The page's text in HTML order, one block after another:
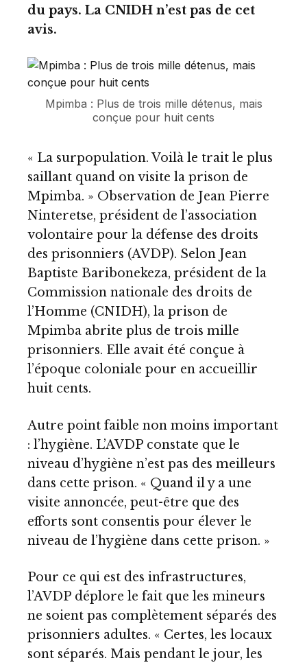
du pays. La CNIDH n’est pas de cet
avis.
Mpimba : Plus de trois mille détenus, mais
conçue pour huit cents
« La surpopulation. Voilà le trait le plus
saillant quand on visite la prison de
Mpimba. » Observation de Jean Pierre
Ninteretse, président de l’association
volontaire pour la défense des droits
des prisonniers (AVDP). Selon Jean
Baptiste Baribonekeza, président de la
Commission nationale des droits de
l’Homme (CNIDH), la prison de
Mpimba abrite plus de trois mille
prisonniers. Elle avait été conçue à
l’époque coloniale pour en accueillir
huit cents.
Autre point faible non moins important
: l’hygiène. L’AVDP constate que le
niveau d’hygiène n’est pas des meilleurs
dans cette prison. « Quand il y a une
visite annoncée, peut-être que des
efforts sont consentis pour élever le
niveau de l’hygiène dans cette prison. »
Pour ce qui est des infrastructures,
l’AVDP déplore le fait que les mineurs
ne soient pas complètement séparés des
prisonniers adultes. « Certes, les locaux
sont séparés. Mais pendant le jour, les